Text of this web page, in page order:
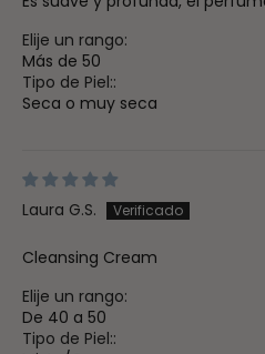
Elije un rango:
Más de 50
Tipo de Piel::
Seca o muy seca
Laura G.S.
Cleansing Cream
Elije un rango:
De 40 a 50
Tipo de Piel::